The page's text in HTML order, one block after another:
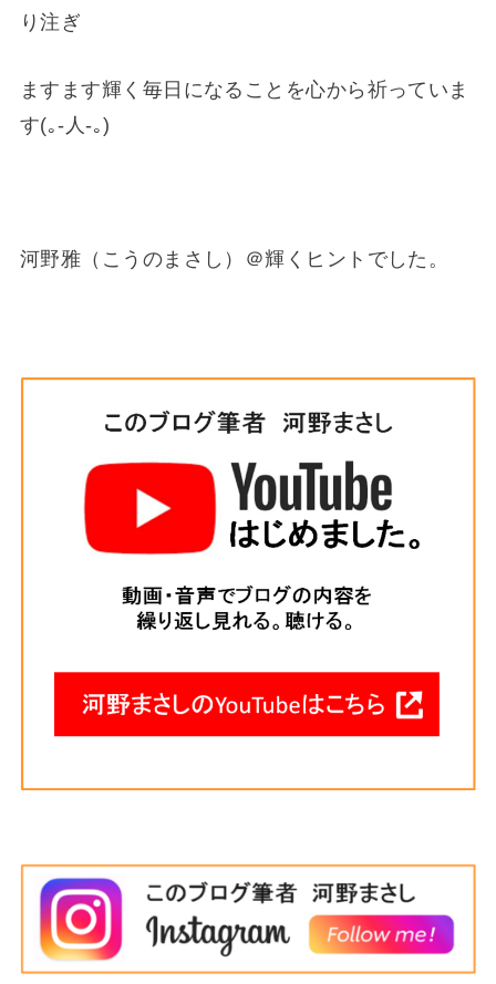
り注ぎ
ますます輝く毎日になることを心から祈っていま
す(｡-人-｡)
河野雅（こうのまさし）＠輝くヒントでした。